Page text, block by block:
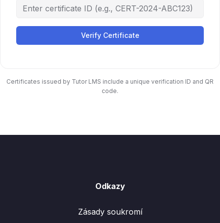
Verify Certificate
Certificates issued by Tutor LMS include a unique verification ID and QR
code.
Odkazy
Zásady soukromí